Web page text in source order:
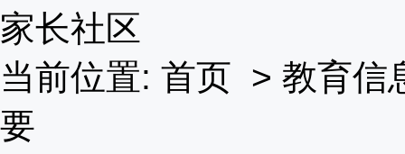
家长社区
当前位置: 首页 > 教育信
要